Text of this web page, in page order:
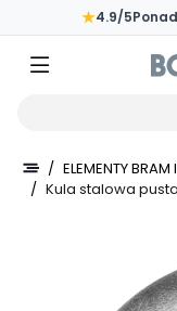
Przejdź do głównej
★4.9/5
/ ELEMENTY
/ Kula stalowa